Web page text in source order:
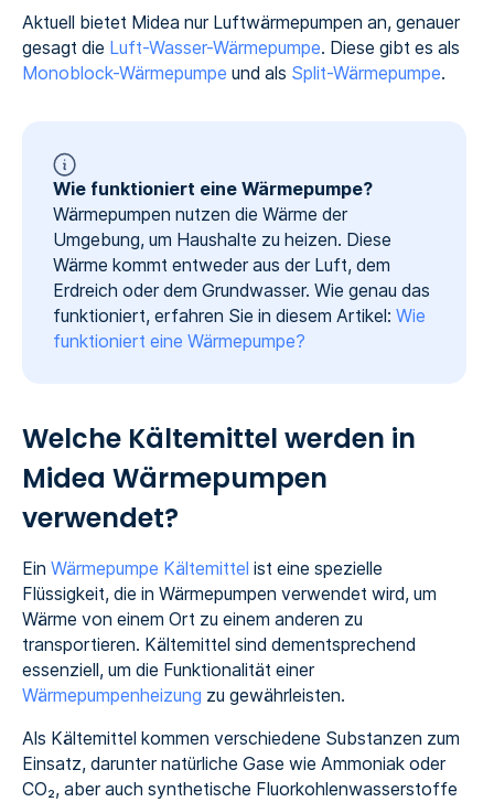
Aktuell bietet Midea nur Luftwärmepumpen an, genauer
gesagt die Luft-Wasser-Wärmepumpe. Diese gibt es als
Monoblock-Wärmepumpe und als Split-Wärmepumpe.
Wie funktioniert eine Wärmepumpe?
Wärmepumpen nutzen die Wärme der
Umgebung, um Haushalte zu heizen. Diese
Wärme kommt entweder aus der Luft, dem
Erdreich oder dem Grundwasser. Wie genau das
funktioniert, erfahren Sie in diesem Artikel: Wie
funktioniert eine Wärmepumpe?
Welche Kältemittel werden in
Midea Wärmepumpen
verwendet?
Ein Wärmepumpe Kältemittel ist eine spezielle
Flüssigkeit, die in Wärmepumpen verwendet wird, um
Wärme von einem Ort zu einem anderen zu
transportieren. Kältemittel sind dementsprechend
essenziell, um die Funktionalität einer
Wärmepumpenheizung zu gewährleisten.
Als Kältemittel kommen verschiedene Substanzen zum
Einsatz, darunter natürliche Gase wie Ammoniak oder
CO₂, aber auch synthetische Fluorkohlenwasserstoffe